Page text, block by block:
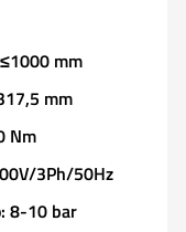
mm
mm
Nm
3Ph/50Hz
8-10 bar